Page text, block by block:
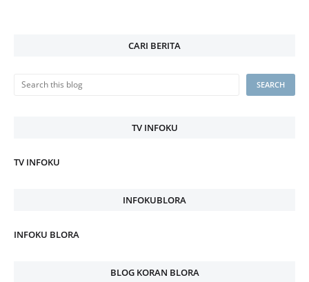
CARI BERITA
TV INFOKU
TV INFOKU
INFOKUBLORA
INFOKU BLORA
BLOG KORAN BLORA